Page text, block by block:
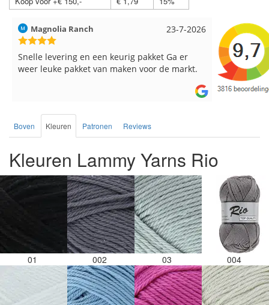
17-7-2026
Hilde uit Loyers
Reeds meerdere keren breigaren en
breinaalden besteld, altijd heel tevreden over
Loes uit
Snelle
Boven Kleuren Patronen Reviews
Kleuren Lammy Yarns Rio
01 002 03 004